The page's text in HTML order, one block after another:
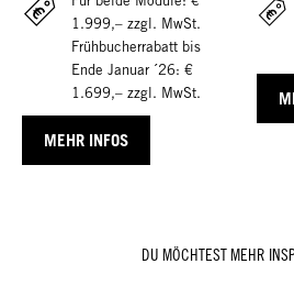
1.999,– zzgl. MwSt.
Frühbucherrabatt bis
Ende Januar ´26: €
1.699,– zzgl. MwSt.
MEHR INFOS
DU MÖCHTEST MEHR